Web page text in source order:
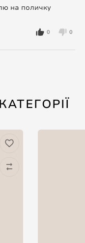
на поличку
0 0